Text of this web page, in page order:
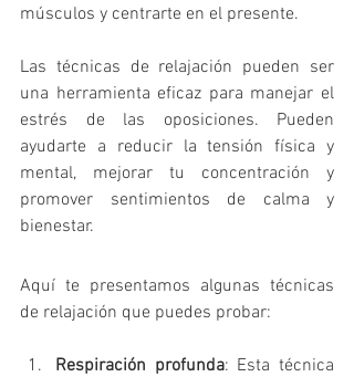
músculos y centrarte en el presente.
Las técnicas de relajación pueden ser
una herramienta eficaz para manejar el
estrés de las oposiciones. Pueden
ayudarte a reducir la tensión física y
mental, mejorar tu concentración y
promover sentimientos de calma y
bienestar.
Aquí te presentamos algunas técnicas
de relajación que puedes probar:
Respiración profunda: Esta técnica